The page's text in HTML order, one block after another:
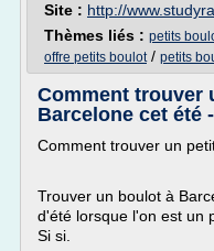
Site : http://
Thèmes liés : petits
offre petits boulot/ petits
Comment trouver
Barcelone cet été
Comment trouver un
Trouver un boulot à
d'été lorsque l'on est un
Si si.